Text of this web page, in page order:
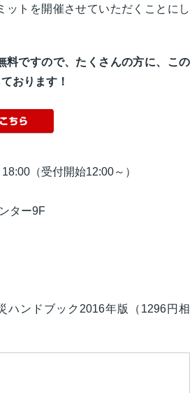
ットを開催させていただくことにし
料ですので、たくさんの方に、この
おります！
（受付開始12:00～）
ター9F
ンドブック2016年版（1296円相